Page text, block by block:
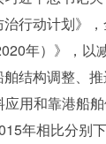
行动计划》
年）》，以
结构调整、
用和靠港船
年相比分别